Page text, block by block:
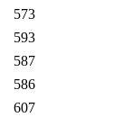
573
593
587
586
607